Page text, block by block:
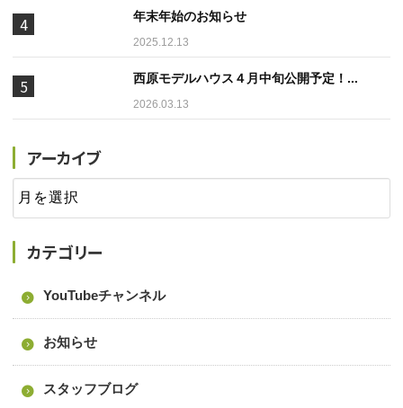
年末年始のお知らせ
2025.12.13
西原モデルハウス４月中旬公開予定！...
2026.03.13
アーカイブ
カテゴリー
YouTubeチャンネル
お知らせ
スタッフブログ